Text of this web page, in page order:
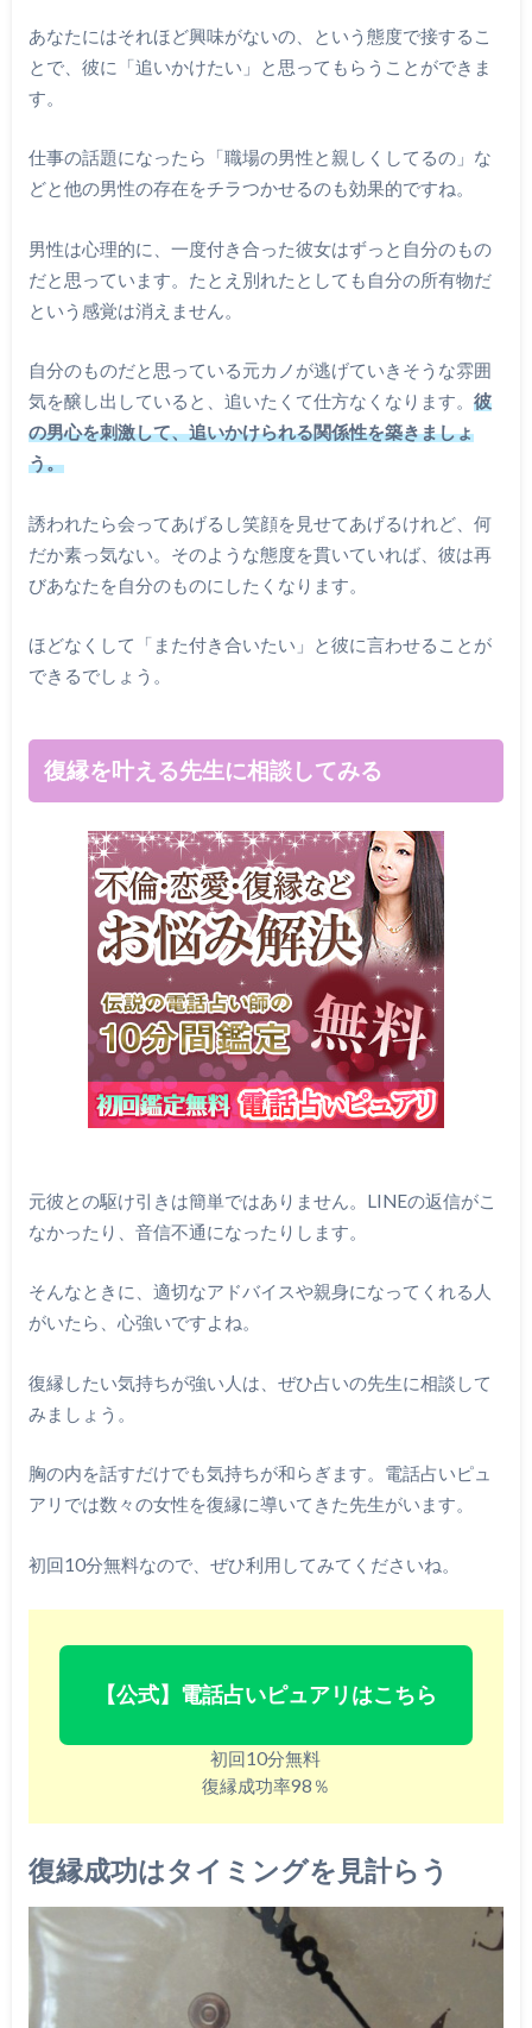
あなたにはそれほど興味がないの、という態度で接するこ
とで、彼に「追いかけたい」と思ってもらうことができま
す。
仕事の話題になったら「職場の男性と親しくしてるの」な
どと他の男性の存在をチラつかせるのも効果的ですね。
男性は心理的に、一度付き合った彼女はずっと自分のもの
だと思っています。たとえ別れたとしても自分の所有物だ
という感覚は消えません。
自分のものだと思っている元カノが逃げていきそうな雰囲
気を醸し出していると、追いたくて仕方なくなります。 彼
の男心を刺激して、追いかけられる関係性を築きましょ
う。
誘われたら会ってあげるし笑顔を見せてあげるけれど、何
だか素っ気ない。そのような態度を貫いていれば、彼は再
びあなたを自分のものにしたくなります。
ほどなくして「また付き合いたい」と彼に言わせることが
できるでしょう。
復縁を叶える先生に相談してみる
元彼との駆け引きは簡単ではありません。LINEの返信がこ
なかったり、音信不通になったりします。
そんなときに、適切なアドバイスや親身になってくれる人
がいたら、心強いですよね。
復縁したい気持ちが強い人は、ぜひ占いの先生に相談して
みましょう。
胸の内を話すだけでも気持ちが和らぎます。電話占いピュ
アリでは数々の女性を復縁に導いてきた先生がいます。
初回10分無料なので、ぜひ利用してみてくださいね。
【公式】電話占いピュアリはこちら
初回10分無料
復縁成功率98％
復縁成功はタイミングを見計らう